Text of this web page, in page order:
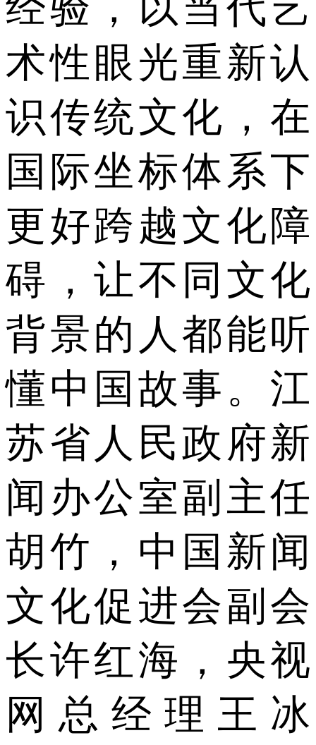
术性眼光重新认
识传统文化，在
国际坐标体系下
更好跨越文化障
碍，让不同文化
背景的人都能听
懂中国故事。江
苏省人民政府新
闻办公室副主任
胡竹，中国新闻
文化促进会副会
长许红海，央视
网总经理王冰